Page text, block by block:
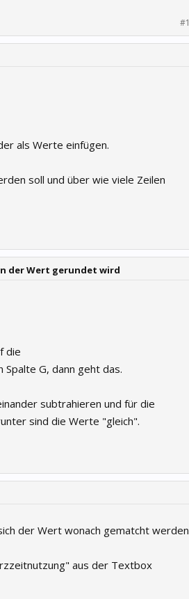
#1
als Werte einfügen.
soll und über wie viele Zeilen
der Wert gerundet wird
die
Spalte G, dann geht das.
subtrahieren und für die
sind die Werte "gleich".
der Wert wonach gematcht werden
aus der Textbox